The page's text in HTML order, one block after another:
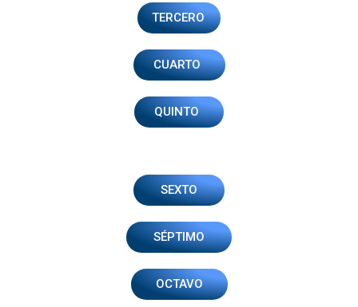
TERCERO
CUARTO
QUINTO
SEXTO
SÉPTIMO
OCTAVO